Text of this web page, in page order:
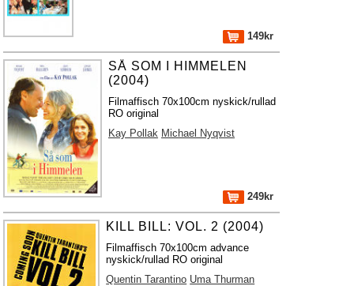
149kr
SÅ SOM I HIMMELEN
(2004)
Filmaffisch 70x100cm nyskick/rullad
RO original
Kay Pollak Michael Nyqvist
249kr
KILL BILL: VOL. 2 (2004)
Filmaffisch 70x100cm advance
nyskick/rullad RO original
Quentin Tarantino Uma Thurman